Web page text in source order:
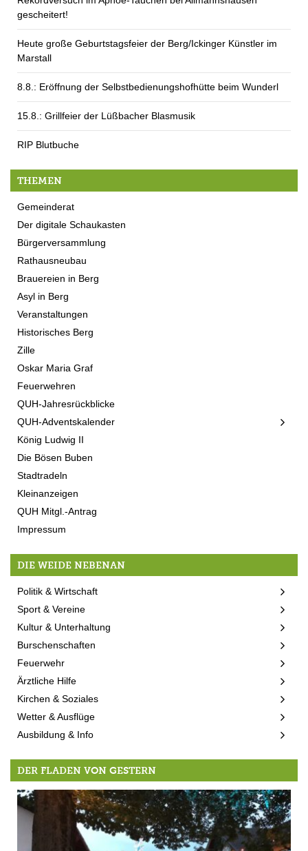
gescheitert!
Heute große Geburtstagsfeier der Berg/Ickinger Künstler im
Marstall
8.8.: Eröffnung der Selbstbedienungshofhütte beim Wunderl
15.8.: Grillfeier der Lüßbacher Blasmusik
RIP Blutbuche
THEMEN
Gemeinderat
Der digitale Schaukasten
Bürgerversammlung
Rathausneubau
Brauereien in Berg
Asyl in Berg
Veranstaltungen
Historisches Berg
Zille
Oskar Maria Graf
Feuerwehren
QUH-Jahresrückblicke
QUH-Adventskalender
König Ludwig II
Die Bösen Buben
Stadtradeln
Kleinanzeigen
QUH Mitgl.-Antrag
Impressum
DIE WEIDE NEBENAN
Politik & Wirtschaft
Sport & Vereine
Kultur & Unterhaltung
Burschenschaften
Feuerwehr
Ärztliche Hilfe
Kirchen & Soziales
Wetter & Ausflüge
Ausbildung & Info
DER FLADEN VON GESTERN